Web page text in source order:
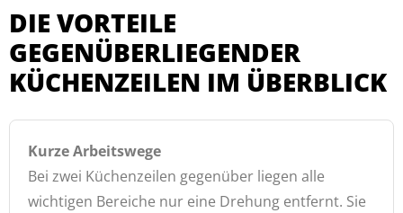
DIE VORTEILE
GEGENÜBERLIEGENDER
KÜCHENZEILEN IM ÜBERBLICK
Kurze Arbeitswege
Bei zwei Küchenzeilen gegenüber liegen alle
wichtigen Bereiche nur eine Drehung entfernt. Sie